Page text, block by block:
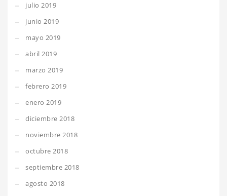
julio 2019
junio 2019
mayo 2019
abril 2019
marzo 2019
febrero 2019
enero 2019
diciembre 2018
noviembre 2018
octubre 2018
septiembre 2018
agosto 2018